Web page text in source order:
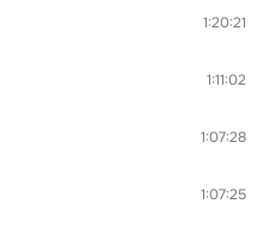
1:20:21
1:11:02
1:07:28
1:07:25